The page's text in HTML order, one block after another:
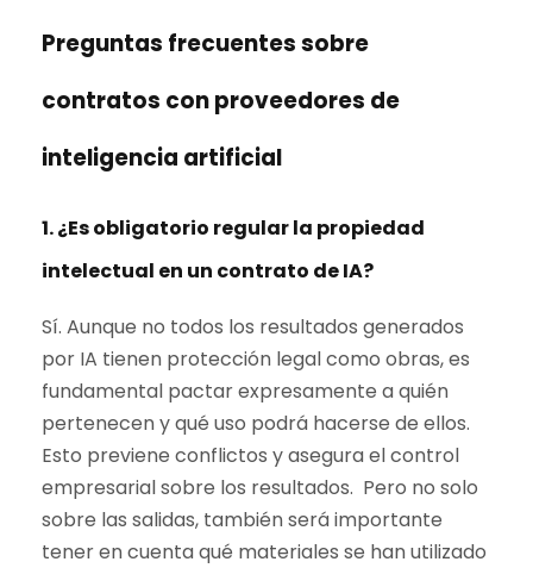
Preguntas frecuentes sobre
contratos con proveedores de
inteligencia artificial
1. ¿Es obligatorio regular la propiedad
intelectual en un contrato de IA?
Sí. Aunque no todos los resultados generados
por IA tienen protección legal como obras, es
fundamental pactar expresamente a quién
pertenecen y qué uso podrá hacerse de ellos.
Esto previene conflictos y asegura el control
empresarial sobre los resultados. Pero no solo
sobre las salidas, también será importante
tener en cuenta qué materiales se han utilizado